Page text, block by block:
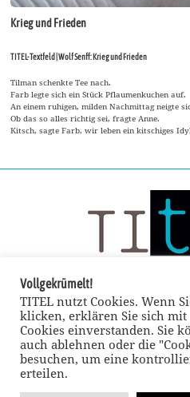
Krieg und Frieden
TITEL-Textfeld | Wolf Senff: Krieg und Frieden
Tilman schenkte Tee nach.
Farb legte sich ein Stück Pflaumenkuchen auf.
An einem ruhigen, milden Nachmittag neigte
Ob das so alles richtig sei, fragte Anne.
Kitsch, sagte Farb, wir leben ein kitschiges
Vollgekrümelt!
TITEL nutzt Cookies. Wenn
klicken, erklären Sie sich
Cookies einverstanden. Sie
auch ablehnen oder die
besuchen, um eine
erteilen.